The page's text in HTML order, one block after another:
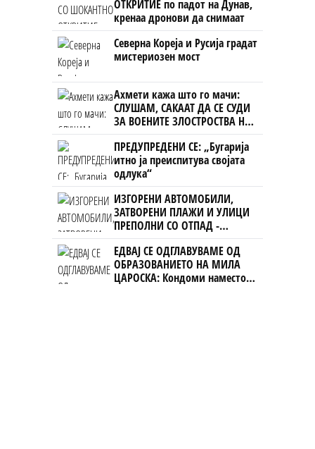
ОТКРИТИЕ по падот на Дунав,
кренаа дронови да снимаат
Северна Кореја и Русија градат
мистериозен мост
Ахмети кажа што го мачи:
СЛУШАМ, САКААТ ДА СЕ СУДИ
ЗА ВОЕНИТЕ ЗЛОСТРОСТВА НА
УЧК...
ПРЕДУПРЕДЕНИ СЕ: „Бугарија
итно ја преиспитува својата
одлука“
ИЗГОРЕНИ АВТОМОБИЛИ,
ЗАТВОРЕНИ ПЛАЖИ И УЛИЦИ
ПРЕПОЛНИ СО ОТПАД -
Фнидек во хаос по
мигрантскиот бран кон Сеута
ЕДВАЈ СЕ ОДГЛАВУВАМЕ ОД
ОБРАЗОВАНИЕТО НА МИЛА
ЦАРОСКА: Кондоми наместо